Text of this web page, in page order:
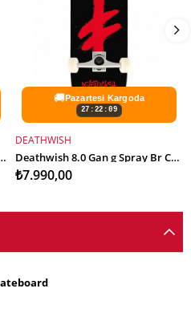
Profesyonel Kaykay
🚚Pazartesi Kargoda
27:22:09
SEPETE EKLE
DEATHWISH
Deathwish 8.0 Gan g Spray Br Complete Profesyonel Kaykay
₺7.990,00